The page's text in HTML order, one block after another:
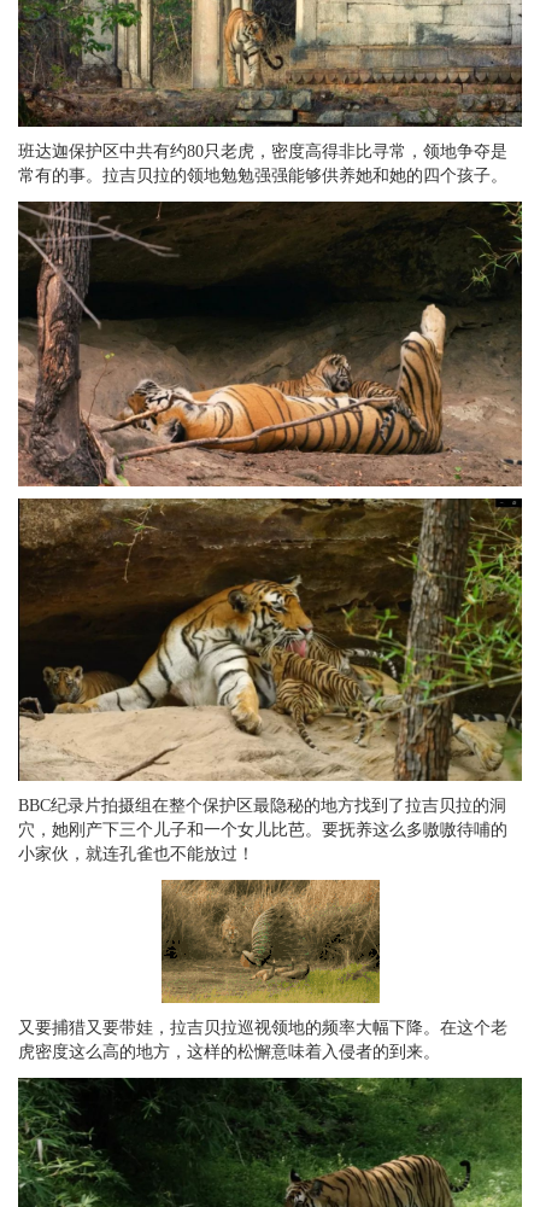
班达迦保护区中共有约80只老虎，密度高得非比寻常，领地争夺是
常有的事。拉吉贝拉的领地勉勉强强能够供养她和她的四个孩子。
BBC纪录片拍摄组在整个保护区最隐秘的地方找到了拉吉贝拉的洞
穴，她刚产下三个儿子和一个女儿比芭。要抚养这么多嗷嗷待哺的
小家伙，就连孔雀也不能放过！
又要捕猎又要带娃，拉吉贝拉巡视领地的频率大幅下降。在这个老
虎密度这么高的地方，这样的松懈意味着入侵者的到来。